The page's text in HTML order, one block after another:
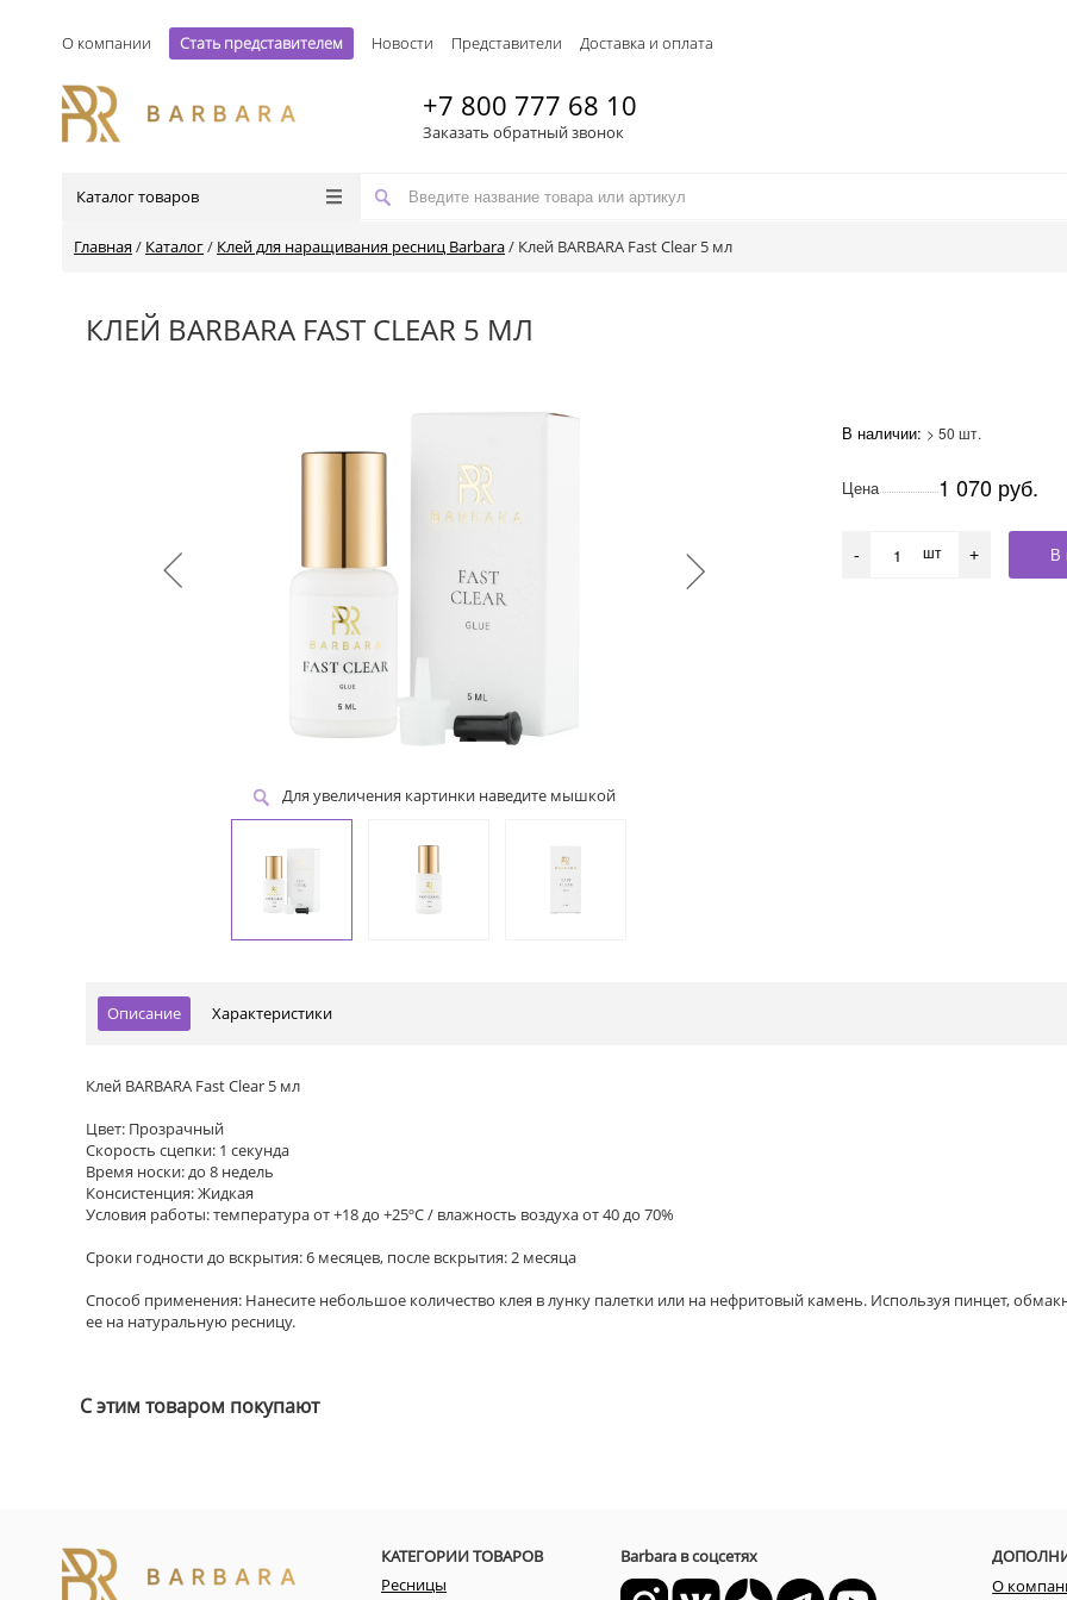
О компании Стать представителем Новости Представители Доставка и оплата
+7 800 777 68 10
Заказать обратный звонок
Каталог товаров
Главная / Каталог/ Клей для наращивания ресниц Barbara/ Клей BARBARA Fast Clear 5 мл
КЛЕЙ BARBARA FAST CLEAR 5 МЛ
Для увеличения картинки наведите мышкой
В наличии: > 50 шт.
Цена 1 070 руб.
- шт + В
Описание Характеристики
Клей BARBARA Fast Clear 5 мл
Цвет: Прозрачный
Скорость сцепки: 1 секунда
Время носки: до 8 недель
Консистенция: Жидкая
Условия работы: температура от +18 до +25ºC / влажность воздуха от 40 до 70%
Сроки годности до вскрытия: 6 месяцев, после вскрытия: 2 месяца
Способ применения: Нанесите небольшое количество клея в лунку палетки или на нефритовый камень. Используя пинцет,
ее на натуральную ресницу.
С этим товаром покупают
КАТЕГОРИИ ТОВАРОВ
Ресницы
Barbara в соцсетях
О